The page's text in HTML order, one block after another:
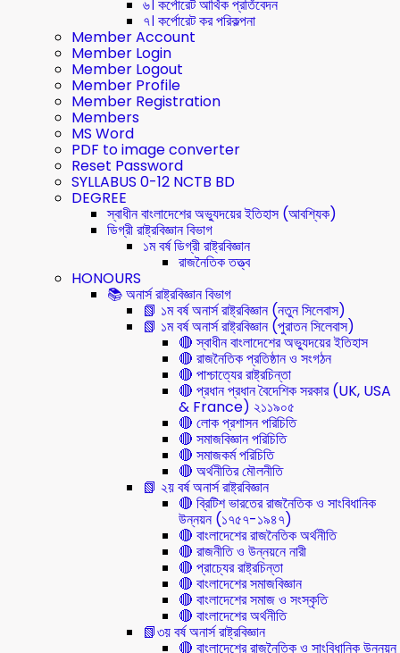
৬। কর্পোরেট আর্থিক প্রর্তিবেদন
৭। কর্পোরেট কর পরিকল্পনা
Member Account
Member Login
Member Logout
Member Profile
Member Registration
Members
MS Word
PDF to image converter
Reset Password
SYLLABUS 0-12 NCTB BD
DEGREE
স্বাধীন বাংলাদেশের অভ্যুদয়ের ইতিহাস (আবশ্যিক)
ডিগ্রী রাষ্ট্রবিজ্ঞান বিভাগ
১ম বর্ষ ডিগ্রী রাষ্ট্রবিজ্ঞান
রাজনৈতিক তত্ত্ব
HONOURS
📚 অনার্স রাষ্ট্রবিজ্ঞান বিভাগ
📗 ১ম বর্ষ অনার্স রাষ্ট্রবিজ্ঞান (নতুন সিলেবাস)
📗 ১ম বর্ষ অনার্স রাষ্ট্রবিজ্ঞান (পুরাতন সিলেবাস)
🔴 স্বাধীন বাংলাদেশের অভ্যুদয়ের ইতিহাস
🔴 রাজনৈতিক প্রতিষ্ঠান ও সংগঠন
🔴 পাশ্চাত্যের রাষ্ট্রচিন্তা
🔴 প্রধান প্রধান বৈদেশিক সরকার (UK, USA
& France) ২১১৯০৫
🔴 লোক প্রশাসন পরিচিতি
🔴 সমাজবিজ্ঞান পরিচিতি
🔴 সমাজকর্ম পরিচিতি
🔴 অর্থনীতির মৌলনীতি
📗 ২য় বর্ষ অনার্স রাষ্ট্রবিজ্ঞান
🔴 ব্রিটিশ ভারতের রাজনৈতিক ও সাংবিধানিক
উন্নয়ন (১৭৫৭-১৯৪৭)
🔴 বাংলাদেশের রাজনৈতিক অর্থনীতি
🔴 রাজনীতি ও উন্নয়নে নারী
🔴 প্রাচ্যের রাষ্ট্রচিন্তা
🔴 বাংলাদেশের সমাজবিজ্ঞান
🔴 বাংলাদেশের সমাজ ও সংস্কৃতি
🔴 বাংলাদেশের অর্থনীতি
📗৩য় বর্ষ অনার্স রাষ্ট্রবিজ্ঞান
🔴 বাংলাদেশের রাজনৈতিক ও সাংবিধানিক উন্নয়ন